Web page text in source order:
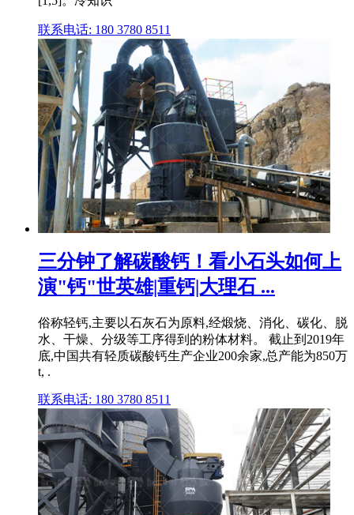
联系电话: 180 3780 8511
三分钟了解碳酸钙！看小石头如何上
演"钙"世英雄|重钙|大理石 ...
俗称轻钙,主要以石灰石为原料,经煅烧、消化、碳化、脱
水、干燥、分级等工序得到的粉体材料。 截止到2019年
底,中国共有轻质碳酸钙生产企业200余家,总产能为850万
t, .
联系电话: 180 3780 8511